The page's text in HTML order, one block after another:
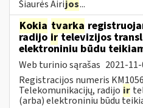
Šiaurės Airijos...
Kokia tvarka
radijo irtelevizijos
elektroniniu būdu
Web turinio sąrašas 2021-
Registracijos numeris
Telekomunikacijų, radijo ir
(arba) elektroniniu būdu